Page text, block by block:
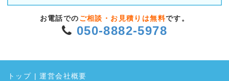
お電話での ご相談・お見積りは無料です。
050-8882-5978
トップ |運営会社概要